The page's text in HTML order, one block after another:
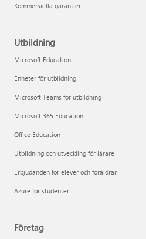
Kommersiella garantier
Utbildning
Microsoft Education
Enheter för utbildning
Microsoft Teams för utbildning
Microsoft 365 Education
Office Education
Utbildning och utveckling för lärare
Erbjudanden för elever och föräldrar
Azure för studenter
Företag